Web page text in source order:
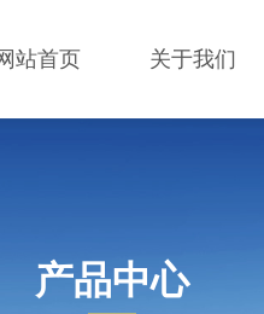
站首页 关于我们
产品中心